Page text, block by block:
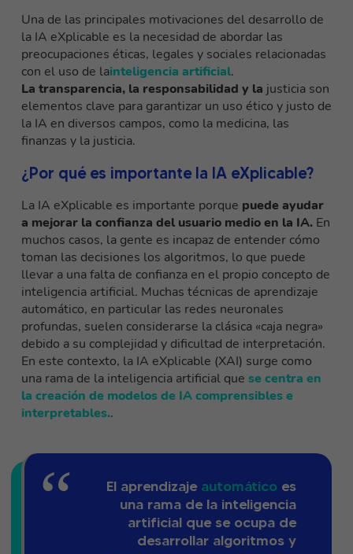
Una de las principales motivaciones del desarrollo de
la IA eXplicable es la necesidad de abordar las
preocupaciones éticas, legales y sociales relacionadas
con el uso de lainteligencia artificial.
La transparencia, la responsabilidad y la justicia son
elementos clave para garantizar un uso ético y justo de
la IA en diversos campos, como la medicina, las
finanzas y la justicia.
¿Por qué es importante la IA eXplicable?
La IA eXplicable es importante porque puede ayudar
a mejorar la confianza del usuario medio en la IA. En
muchos casos, la gente es incapaz de entender cómo
toman las decisiones los algoritmos, lo que puede
llevar a una falta de confianza en el propio concepto de
inteligencia artificial. Muchas técnicas de aprendizaje
automático, en particular las redes neuronales
profundas, suelen considerarse la clásica «caja negra»
debido a su complejidad y dificultad de interpretación.
En este contexto, la IA eXplicable (XAI) surge como
una rama de la inteligencia artificial que se centra en
la creación de modelos de IA comprensibles e
interpretables..
El aprendizaje automático es
una rama de la inteligencia
artificial que se ocupa de
desarrollar algoritmos y